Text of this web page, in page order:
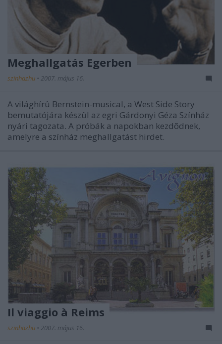
Meghallgatás Egerben
szinhazhu • 2007. május 16.
A világhírû Bernstein-musical, a West Side Story
bemutatójára készül az egri Gárdonyi Géza Színház
nyári tagozata. A próbák a napokban kezdõdnek,
amelyre a színház meghallgatást hirdet.
Il viaggio à Reims
szinhazhu • 2007. május 16.